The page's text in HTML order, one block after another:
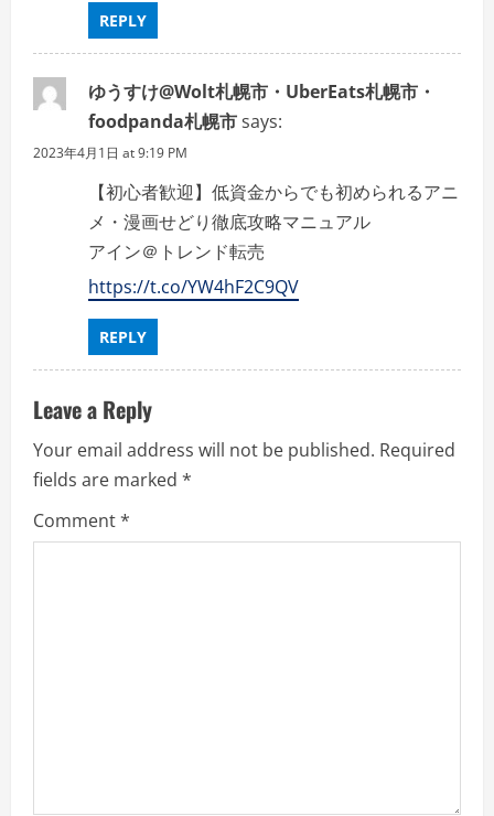
REPLY
ゆうすけ@Wolt札幌市・UberEats札幌市・
foodpanda札幌市says:
2023年4月1日 at 9:19 PM
【初心者歓迎】低資金からでも初められるアニ
メ・漫画せどり徹底攻略マニュアル
アイン＠トレンド転売
https://t.co/YW4hF2C9QV
REPLY
Leave a Reply
Your email address will not be published. Required
fields are marked *
Comment*